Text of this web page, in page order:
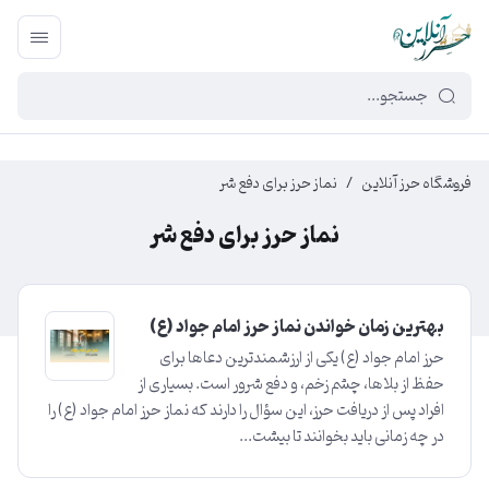
449f43cf-3da2-4422-bb12-2566cb5b8b05
فروشگاه حرز آنلاین / نماز حرز برای دفع شر
نماز حرز برای دفع شر
بهترین زمان خواندن نماز حرز امام جواد (ع)
حرز امام جواد (ع) یکی از ارزشمندترین دعاها برای
حفظ از بلاها، چشم زخم، و دفع شرور است. بسیاری از
افراد پس از دریافت حرز، این سؤال را دارند که نماز حرز امام جواد (ع) را
در چه زمانی باید بخوانند تا بیشت...